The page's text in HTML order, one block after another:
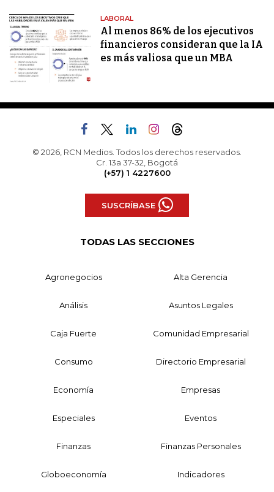
LABORAL
Al menos 86% de los ejecutivos
financieros consideran que la IA
es más valiosa que un MBA
© 2026, RCN Medios. Todos los derechos reservados.
Cr. 13a 37-32, Bogotá
(+57) 1 4227600
SUSCRÍBASE
TODAS LAS SECCIONES
Agronegocios Alta Gerencia
Análisis Asuntos Legales
Caja Fuerte Comunidad Empresarial
Consumo Directorio Empresarial
Economía Empresas
Especiales Eventos
Finanzas Finanzas Personales
Globoeconomía Indicadores